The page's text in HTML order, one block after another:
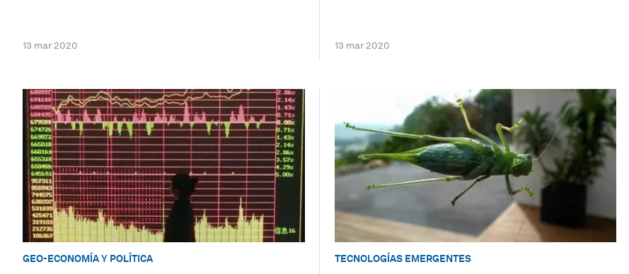
13 mar 2020 13 mar 2020
GEO-ECONOMÍA Y POLÍTICA TECNOLOGÍAS EMERGENTES